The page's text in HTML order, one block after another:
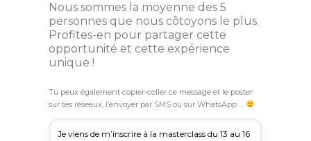
Nous sommes la moyenne des 5
personnes que nous côtoyons le plus.
Profites-en pour partager cette
opportunité et cette expérience
unique !
Tu peux également copier-coller ce message et le poster
sur tes réseaux, l’envoyer par SMS ou sur WhatsApp …
Je viens de m’inscrire à la masterclass du 13 au 16